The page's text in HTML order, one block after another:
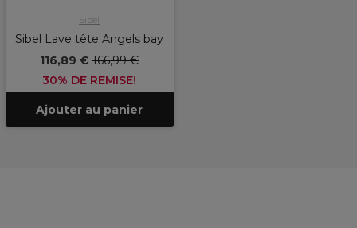
Sibel
Sibel Lave tête Angels bay
116,89 € 166,99 €
30% DE REMISE!
Ajouter au panier